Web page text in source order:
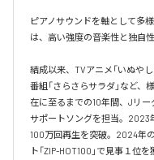
ピアノサウンドを軸として多
は、高い強度の音楽性と独自性
結成以来、TVアニメ「いぬや
番組「さらさらサラダ」など
在に至るまでの10年間、Jリー
サポートソングを担当。2023
100万回再生を突破。2024年
ト「ZIP-HOT100」で見事１位